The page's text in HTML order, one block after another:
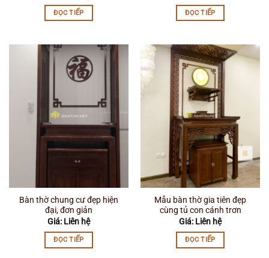
ĐỌC TIẾP ĐỌC TIẾP
Bàn thờ chung cư đẹp hiện
đại, đơn giản
Giá: Liên hệ
ĐỌC TIẾP
Mẫu bàn thờ gia tiên đẹp
cùng tủ con cánh trơn
Giá: Liên hệ
ĐỌC TIẾP